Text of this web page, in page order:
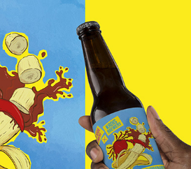
Kraft sör címke
2021